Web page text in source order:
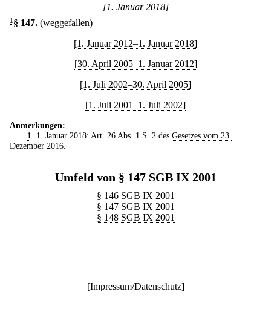
[1. Januar 2018]
1 § 147. (weggefallen)
[1. Januar 2012–1. Januar 2018]
[30. April 2005–1. Januar 2012]
[1. Juli 2002–30. April 2005]
[1. Juli 2001–1. Juli 2002]
Anmerkungen:
1
. 1. Januar 2018: Art. 26 Abs. 1 S. 2 des Gesetzes vom 23.
Dezember 2016
Umfeld von § 147 SGB IX 2001
§ 146 SGB IX 2001
§ 147 SGB IX 2001
§ 148 SGB IX 2001
[Impressum/Datenschutz]